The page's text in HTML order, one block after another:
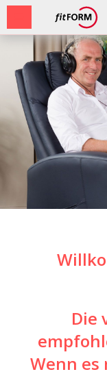
Die
Wenn es